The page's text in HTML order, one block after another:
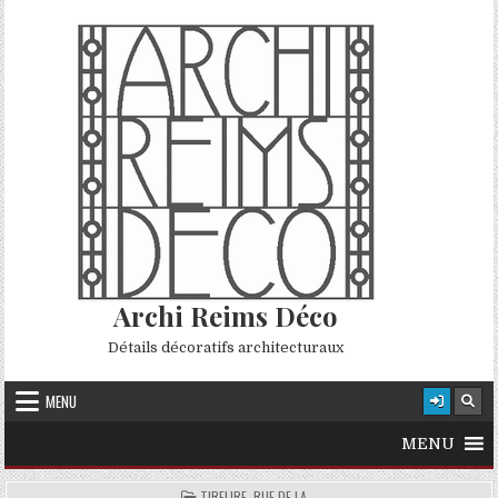
Skip to content
Archi Reims Déco
Détails décoratifs architecturaux
MENU
MENU